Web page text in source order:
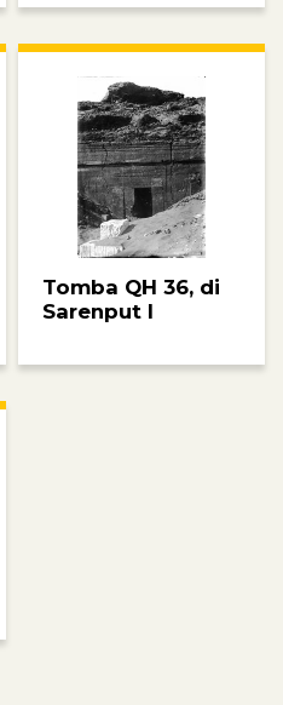
Tomba QH 36, di
Sarenput I